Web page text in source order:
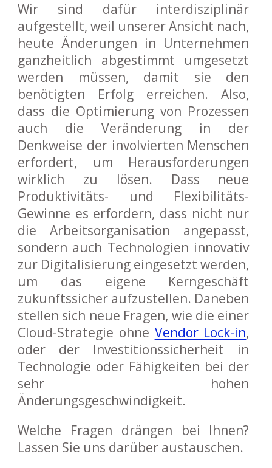
Wir sind dafür interdisziplinär
aufgestellt, weil unserer Ansicht nach,
heute Änderungen in Unternehmen
ganzheitlich abgestimmt umgesetzt
werden müssen, damit sie den
benötigten Erfolg erreichen. Also,
dass die Optimierung von Prozessen
auch die Veränderung in der
Denkweise der involvierten Menschen
erfordert, um Herausforderungen
wirklich zu lösen. Dass neue
Produktivitäts- und Flexibilitäts-
Gewinne es erfordern, dass nicht nur
die Arbeitsorganisation angepasst,
sondern auch Technologien innovativ
zur Digitalisierung eingesetzt werden,
um das eigene Kerngeschäft
zukunftssicher aufzustellen. Daneben
stellen sich neue Fragen, wie die einer
Cloud-Strategie ohne Vendor Lock-in,
oder der Investitionssicherheit in
Technologie oder Fähigkeiten bei der
sehr hohen
Änderungsgeschwindigkeit.
Welche Fragen drängen bei Ihnen?
Lassen Sie uns darüber austauschen.